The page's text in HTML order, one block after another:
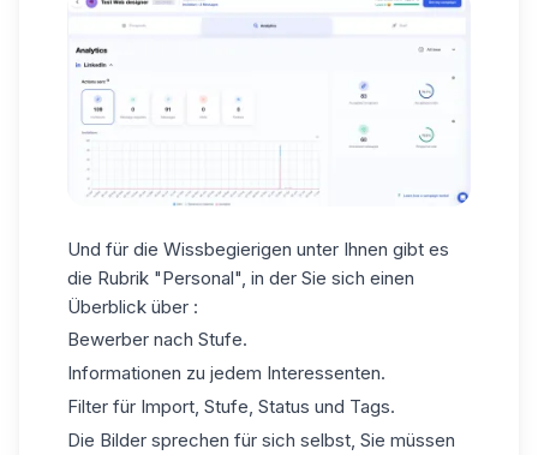
Und für die Wissbegierigen unter Ihnen gibt es
die Rubrik "Personal", in der Sie sich einen
Überblick über :
Bewerber nach Stufe.
Informationen zu jedem Interessenten.
Filter für Import, Stufe, Status und Tags.
Die Bilder sprechen für sich selbst, Sie müssen